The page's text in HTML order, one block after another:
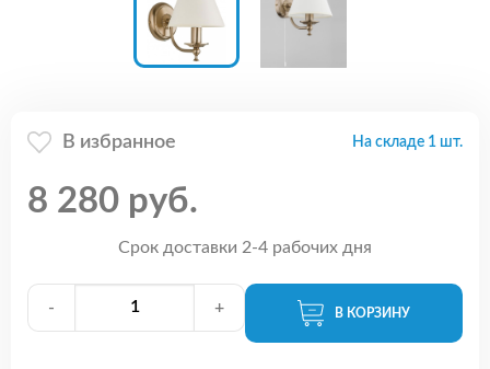
В избранное На складе 1 шт.
8 280 руб.
Срок доставки 2-4 рабочих дня
- + В КОРЗИНУ